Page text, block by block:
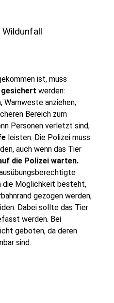
ist, muss
werden:
Warnweste anziehen,
Bereich zum
Personen verletzt sind,
leisten. Die Polizei muss
auch wenn das Tier
die Polizei warten.
die Möglichkeit besteht,
gezogen werden,
Dabei sollte das Tier
werden. Bei
geboten, da deren
sind.